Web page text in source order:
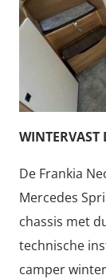
WINTERVAST
De Frankia
Mercedes
chassis met
technische
camper